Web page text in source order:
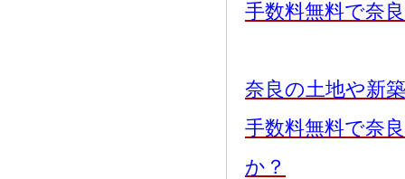
手数料無料で奈
奈良の土地や新
手数料無料で奈
か？